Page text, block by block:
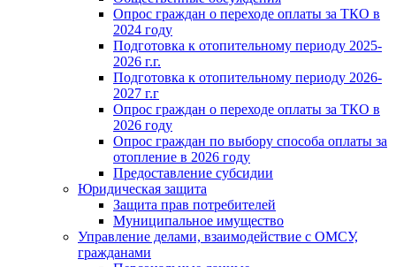
Опрос граждан о переходе оплаты за ТКО в
2024 году
Подготовка к отопительному периоду 2025-
2026 г.г.
Подготовка к отопительному периоду 2026-
2027 г.г
Опрос граждан о переходе оплаты за ТКО в
2026 году
Опрос граждан по выбору способа оплаты за
отопление в 2026 году
Предоставление субсидии
Юридическая защита
Защита прав потребителей
Муниципальное имущество
Управление делами, взаимодействие с ОМСУ,
гражданами